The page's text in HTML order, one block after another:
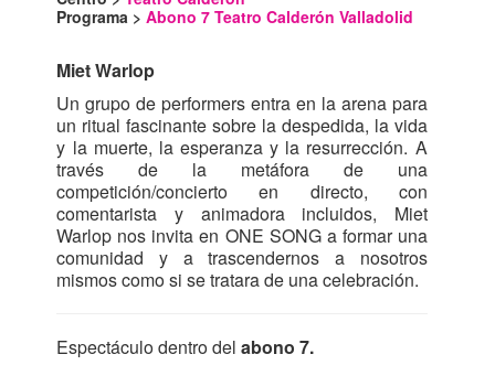
Programa >Abono 7 Teatro Calderón Valladolid
Miet Warlop
Un grupo de performers entra en la arena para
un ritual fascinante sobre la despedida, la vida
y la muerte, la esperanza y la resurrección. A
través de la metáfora de una
competición/concierto en directo, con
comentarista y animadora incluidos, Miet
Warlop nos invita en ONE SONG a formar una
comunidad y a trascendernos a nosotros
mismos como si se tratara de una celebración.
Espectáculo dentro delabono 7.